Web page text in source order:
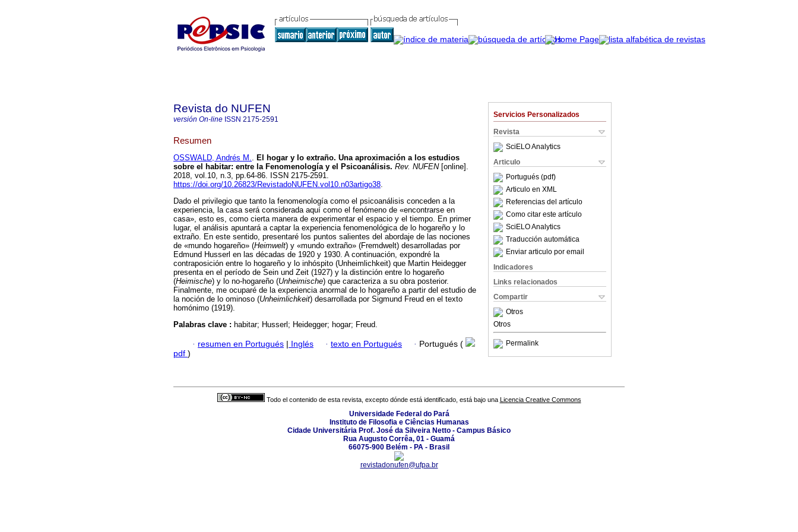
Servicios Personalizados
Revista
SciELO Analytics
Articulo
Portugués (pdf)
Articulo en XML
Referencias del artículo
Como citar este artículo
SciELO Analytics
Traducción automática
Enviar articulo por email
Indicadores
Links relacionados
Compartir
Otros
Otros
Permalink
Revista do NUFEN
versión On-line ISSN 2175-2591
Resumen
OSSWALD, Andrés M.. El hogar y lo extraño. Una aproximación a los estudios
sobre el habitar: entre la Fenomenología y el Psicoanálisis. Rev. NUFEN[online].
2018, vol.10, n.3, pp.64-86. ISSN 2175-2591.
https://doi.org/10.26823/RevistadoNUFEN.vol10.n03artigo38.
Dado el privilegio que tanto la fenomenología como el psicoanálisis conceden a la
experiencia, la casa será considerada aquí como el fenómeno de «encontrarse en
casa», esto es, como cierta manera de experimentar el espacio y el tiempo. En primer
lugar, el análisis apuntará a captar la experiencia fenomenológica de lo hogareño y lo
extraño. En este sentido, presentaré los puntos salientes del abordaje de las nociones
de «mundo hogareño» (Heimwelt) y «mundo extraño» (Fremdwelt) desarrolladas por
Edmund Husserl en las décadas de 1920 y 1930. A continuación, expondré la
contraposición entre lo hogareño y lo inhóspito (Unheimlichkeit) que Martin Heidegger
presenta en el período de Sein und Zeit (1927) y la distinción entre lo hogareño
(Heimische) y lo no-hogareño (Unheimische) que caracteriza a su obra posterior.
Finalmente, me ocuparé de la experiencia anormal de lo hogareño a partir del estudio de
la noción de lo ominoso (Unheimlichkeit) desarrollada por Sigmund Freud en el texto
homónimo (1919).
Palabras clave : habitar; Husserl; Heidegger; hogar; Freud.
· resumen en Portugués | Inglés · texto en Portugués · Portugués (
pdf )
Todo el contenido de esta revista, excepto dónde está identificado, está bajo una Licencia Creative Commons
Universidade Federal do Pará
Instituto de Filosofia e Ciências Humanas
Cidade Universitária Prof. José da Silveira Netto - Campus Básico
Rua Augusto Corrêa, 01 - Guamá
66075-900 Belém - PA - Brasil
revistadonufen@ufpa.br